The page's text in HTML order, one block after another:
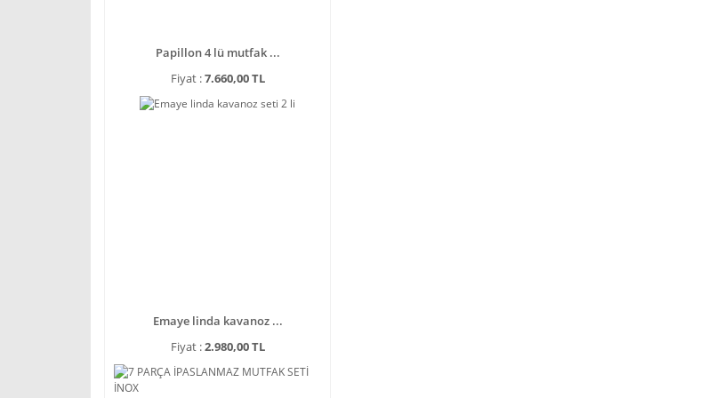
Papillon 4 lü mutfak ...
Fiyat :7.660,00 TL
Emaye linda kavanoz ...
Fiyat :2.980,00 TL